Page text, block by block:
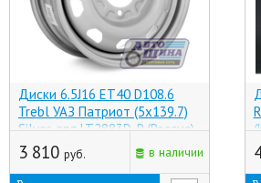
Диски 6.5J16 ET40 D108.6
Trebl УАЗ Патриот (5x139.7)
Silver, арт.LT2883D_P (Россия)
3 810 руб. в наличии